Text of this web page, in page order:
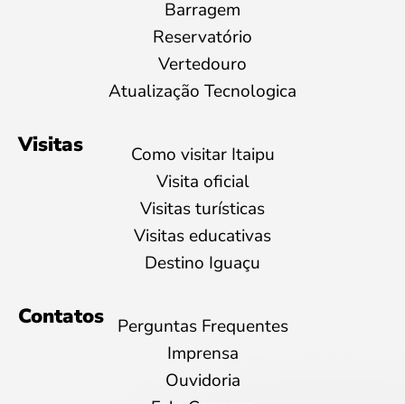
Barragem
Reservatório
Vertedouro
Atualização Tecnologica
Visitas
Como visitar Itaipu
Visita oficial
Visitas turísticas
Visitas educativas
Destino Iguaçu
Contatos
Perguntas Frequentes
Imprensa
Ouvidoria